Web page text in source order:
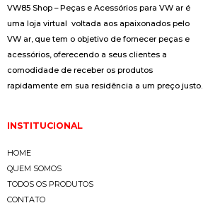
VW85 Shop – Peças e Acessórios para VW ar é
uma loja virtual voltada aos apaixonados pelo
VW ar, que tem o objetivo de fornecer peças e
acessórios, oferecendo a seus clientes a
comodidade de receber os produtos
rapidamente em sua residência a um preço justo.
INSTITUCIONAL
HOME
QUEM SOMOS
TODOS OS PRODUTOS
CONTATO